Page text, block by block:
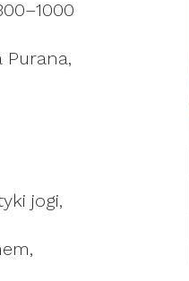
Purana,
jogi,